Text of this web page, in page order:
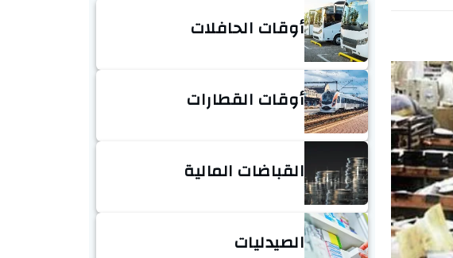
أوقات الحافلات
أوقات القطارات
القباضات المالية
الصيدليات